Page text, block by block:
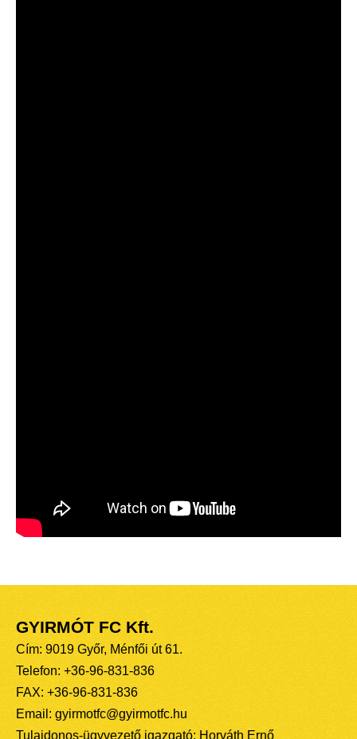
GYIRMÓT FC Kft.
Cím: 9019 Győr, Ménfői út 61.
Telefon: +36-96-831-836
FAX: +36-96-831-836
Email: gyirmotfc@gyirmotfc.hu
Tulajdonos-ügyvezető igazgató: Horváth Ernő